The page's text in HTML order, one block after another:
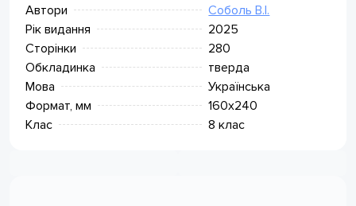
(безкоштовно від 349 грн)
Поштомат Meest (безкоштовно
Автори
Соболь В.І.
Рік видання
2025
Сторінки
280
Обкладинка
тверда
Мова
Українська
Формат, мм
160х240
Клас
8 клас